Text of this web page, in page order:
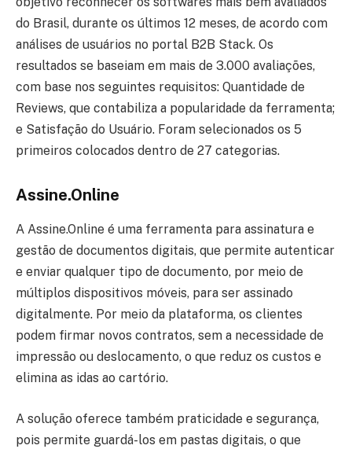
do Brasil, durante os últimos 12 meses, de acordo com
análises de usuários no portal B2B Stack. Os
resultados se baseiam em mais de 3.000 avaliações,
com base nos seguintes requisitos: Quantidade de
Reviews, que contabiliza a popularidade da ferramenta;
e Satisfação do Usuário. Foram selecionados os 5
primeiros colocados dentro de 27 categorias.
Assine.Online
A Assine.Online é uma ferramenta para assinatura e
gestão de documentos digitais, que permite autenticar
e enviar qualquer tipo de documento, por meio de
múltiplos dispositivos móveis, para ser assinado
digitalmente. Por meio da plataforma, os clientes
podem firmar novos contratos, sem a necessidade de
impressão ou deslocamento, o que reduz os custos e
elimina as idas ao cartório.
A solução oferece também praticidade e segurança,
pois permite guardá-los em pastas digitais, o que